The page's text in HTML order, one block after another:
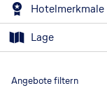
Hotelmerkmale
Lage
Angebote filtern